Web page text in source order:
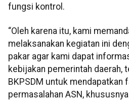
fungsi kontrol.
“Oleh karena itu, kami
melaksanakan kegiatan ini
pakar agar kami dapat
kebijakan pemerintah daerah,
BKPSDM untuk mendapatkan
permasalahan ASN,